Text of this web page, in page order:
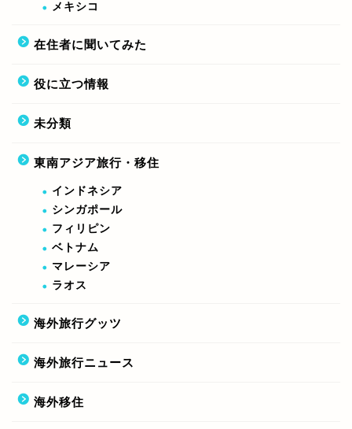
メキシコ
在住者に聞いてみた
役に立つ情報
未分類
東南アジア旅行・移住
インドネシア
シンガポール
フィリピン
ベトナム
マレーシア
ラオス
海外旅行グッツ
海外旅行ニュース
海外移住